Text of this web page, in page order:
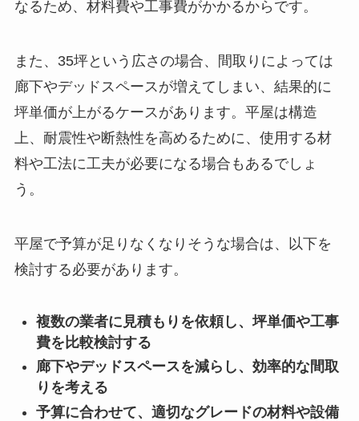
なるため、材料費や工事費がかかるからです。
また、35坪という広さの場合、間取りによっては
廊下やデッドスペースが増えてしまい、結果的に
坪単価が上がるケースがあります。平屋は構造
上、耐震性や断熱性を高めるために、使用する材
料や工法に工夫が必要になる場合もあるでしょ
う。
平屋で予算が足りなくなりそうな場合は、以下を
検討する必要があります。
複数の業者に見積もりを依頼し、坪単価や工事
費を比較検討する
廊下やデッドスペースを減らし、効率的な間取
りを考える
予算に合わせて、適切なグレードの材料や設備